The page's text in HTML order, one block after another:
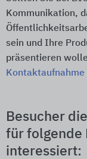
Kommunikation,
sein und Ihre
präsentieren
Kontaktaufnahme
Besucher
für folgende
interessiert: